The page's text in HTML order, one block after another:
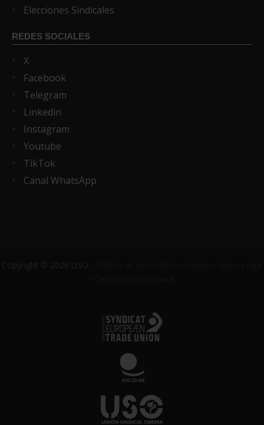
Elecciones Sindicales
REDES SOCIALES
X
Facebook
Telegram
Linkedin
Instagram
Youtube
TikTok
Canal WhatsApp
Copyright © 2026 USO ·